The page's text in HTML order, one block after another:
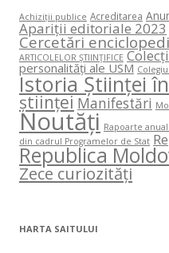
Achiziții publice Acreditarea
Apariții editoriale 2023
Cercetări
ARTICOLELOR ŞTIINŢIFICE
personalități ale USM
Istoria Științei
științei Manifestări
Noutăți Rapoarte
din cadrul Programelor de Stat
Republica
Zece curiozități
HARTA SAITULUI